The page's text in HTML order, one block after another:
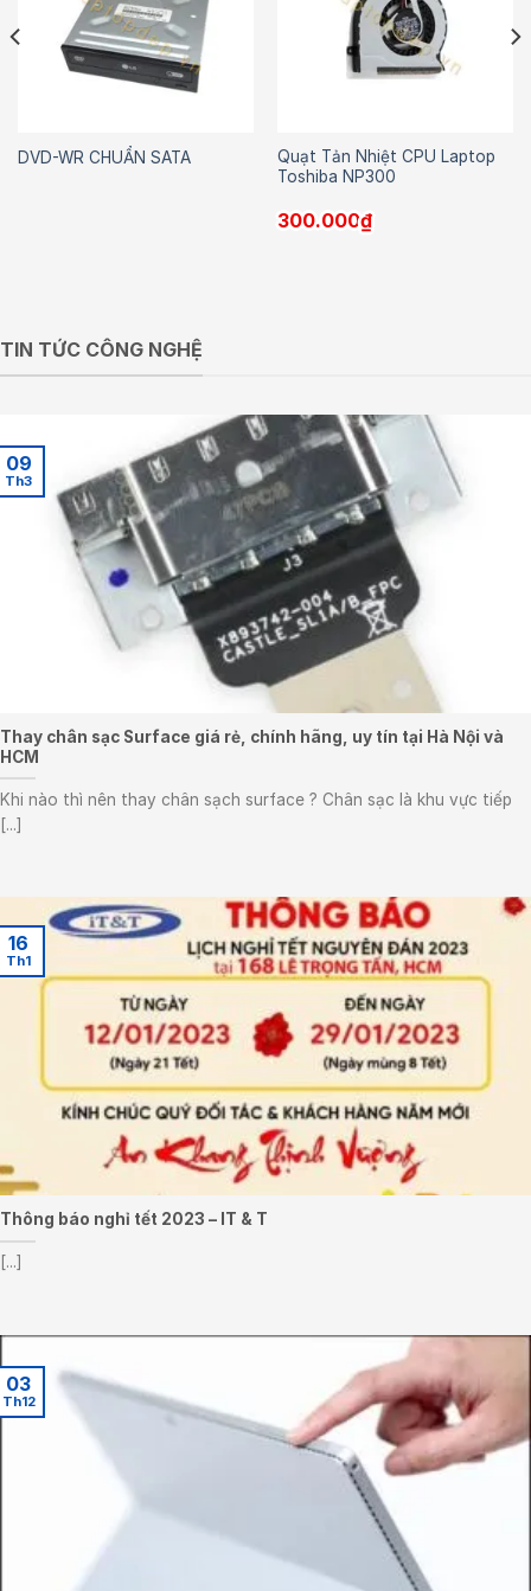
DVD-WR CHUẨN SATA
Quạt Tản Nhiệt CPU Laptop
Toshiba NP300
300.000₫
TIN TỨC CÔNG NGHỆ
Thay chân sạc Surface giá rẻ, chính hãng, uy tín tại Hà Nội và
HCM
Khi nào thì nên thay chân sạch surface ? Chân sạc là khu vực tiếp
[...]
09
Th3
Thông báo nghỉ tết 2023 – IT & T
[...]
16
Th1
03
Th12